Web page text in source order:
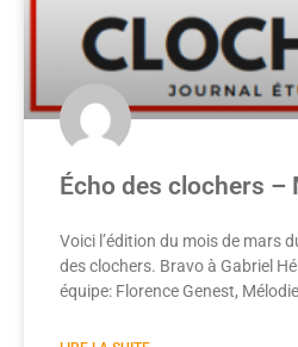
Écho des clochers –
Voici l’édition du mois de mars
des clochers. Bravo à Gabriel
équipe: Florence Genest,